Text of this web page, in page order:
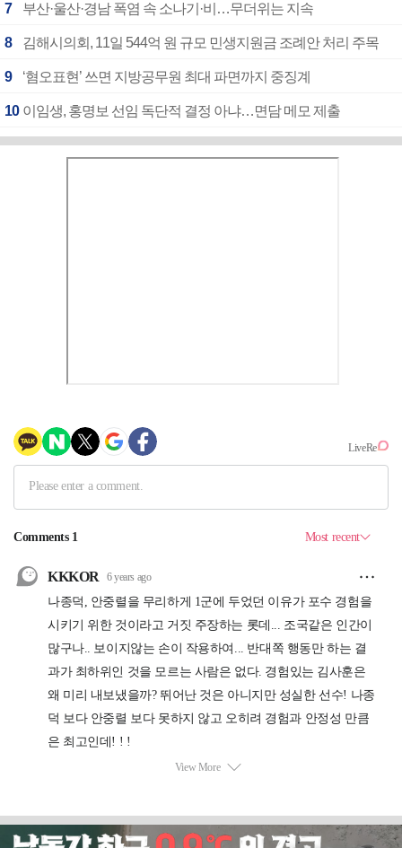
7 부산·울산·경남 폭염 속 소나기·비…무더위는 지속
8 김해시의회, 11일 544억 원 규모 민생지원금 조례안 처리 주목
9 ‘혐오표현’ 쓰면 지방공무원 최대 파면까지 중징계
10 이임생, 홍명보 선임 독단적 결정 아냐…면담 메모 제출